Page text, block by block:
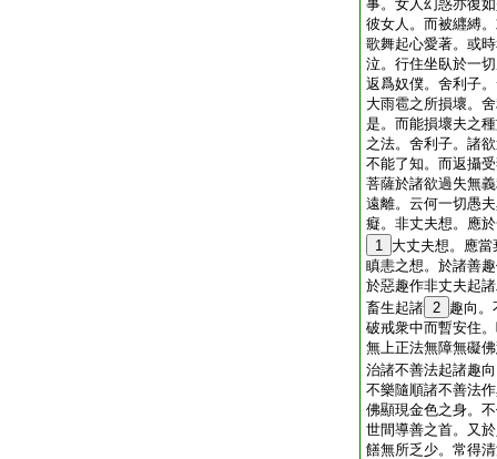
事。女人幻惑亦復
彼女人。而被纒縛
歌舞起心愛著。或
泣。行住坐臥於一
返爲奴僕。舍利子
大雨雹之所損壞。
是。而能損壞夫之
之法。舍利子。諸
不能了知。而返攝
菩薩於諸欲過失無
遠離。云何一切愚
癡。非丈夫想。應
1 大丈夫想。應
瞋恚之想。於諸善
於惡趣作非丈夫起
畜生起諸 2 趣向。
破戒衆中而暫安住
無上正法無障無礙
治諸不善法起諸趣
不樂隨順諸不善法
佛顯現金色之身。
世間導善之首。又
饍無所乏少。常得